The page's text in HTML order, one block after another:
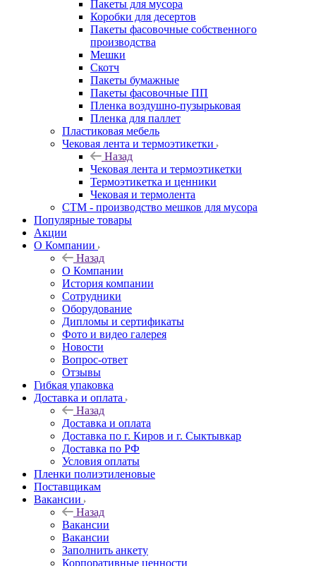
Пакеты для мусора
Коробки для десертов
Пакеты фасовочные собственного
производства
Мешки
Скотч
Пакеты бумажные
Пакеты фасовочные ПП
Пленка воздушно-пузырьковая
Пленка для паллет
Пластиковая мебель
Чековая лента и термоэтикетки
Назад
Чековая лента и термоэтикетки
Термоэтикетка и ценники
Чековая и термолента
СТМ - производство мешков для мусора
Популярные товары
Акции
О Компании
Назад
О Компании
История компании
Сотрудники
Оборудование
Дипломы и сертификаты
Фото и видео галерея
Новости
Вопрос-ответ
Отзывы
Гибкая упаковка
Доставка и оплата
Назад
Доставка и оплата
Доставка по г. Киров и г. Сыктывкар
Доставка по РФ
Условия оплаты
Пленки полиэтиленовые
Поставщикам
Вакансии
Назад
Вакансии
Вакансии
Заполнить анкету
Корпоративные ценности